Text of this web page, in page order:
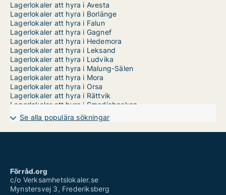
Lagerlokaler att hyra i Avesta
Lagerlokaler att hyra i Borlänge
Lagerlokaler att hyra i Falun
Lagerlokaler att hyra i Gagnef
Lagerlokaler att hyra i Hedemora
Lagerlokaler att hyra i Leksand
Lagerlokaler att hyra i Ludvika
Lagerlokaler att hyra i Malung-Sälen
Lagerlokaler att hyra i Mora
Lagerlokaler att hyra i Orsa
Lagerlokaler att hyra i Rättvik
Lagerlokaler att hyra i Smedjebacken
Lagerlokaler att hyra i Säter
Lagerlokaler att hyra i Vansbro
Lagerlokaler att hyra i Älvdalen
Lagerlokaler till salu i Gagnef
Lagerlokaler till salu i Hedemora
Lagerlokaler till salu i Leksand
Se alla populära sökningar
Förråd.org
c/o Verksamhetslokaler.se
Mynstersvej 3, Frederiksberg